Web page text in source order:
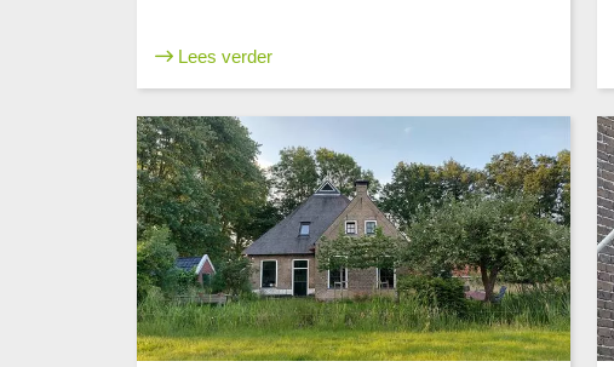
Lees verder